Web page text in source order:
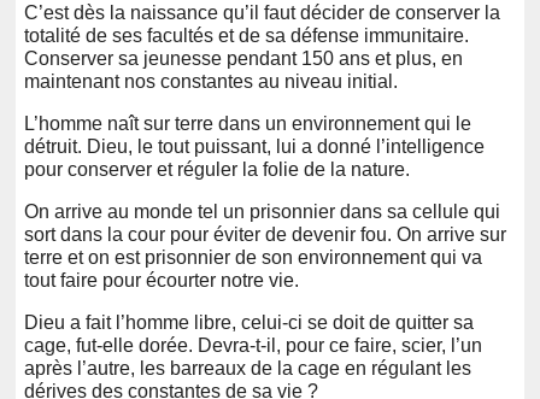
C’est dès la naissance qu’il faut décider de conserver la
totalité de ses facultés et de sa défense immunitaire.
Conserver sa jeunesse pendant 150 ans et plus, en
maintenant nos constantes au niveau initial.
L’homme naît sur terre dans un environnement qui le
détruit. Dieu, le tout puissant, lui a donné l’intelligence
pour conserver et réguler la folie de la nature.
On arrive au monde tel un prisonnier dans sa cellule qui
sort dans la cour pour éviter de devenir fou. On arrive sur
terre et on est prisonnier de son environnement qui va
tout faire pour écourter notre vie.
Dieu a fait l’homme libre, celui-ci se doit de quitter sa
cage, fut-elle dorée. Devra-t-il, pour ce faire, scier, l’un
après l’autre, les barreaux de la cage en régulant les
dérives des constantes de sa vie ?